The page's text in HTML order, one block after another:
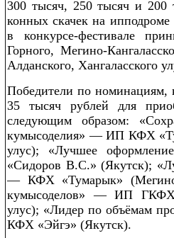
300 тысяч, 250 тысяч и 200
конных скачек на
в конкурсе-фестивале
Горного, Мегино-
Алданского, Хангаласского
Победители по номинациям,
35 тысяч рублей для
следующим образом:
кумысоделия» — ИП КФХ
улус); «Лучшее
«Сидоров В.С.» (Якутск);
— КФХ «Тумарык» (Мегино-
кумысоделов» — ИП ГКФХ
улус); «Лидер по объёмам
КФХ «Эйгэ» (Якутск).